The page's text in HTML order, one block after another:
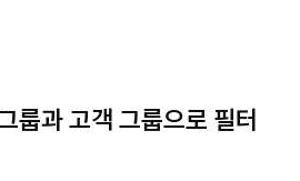
룹과 고객 그룹으로 필터